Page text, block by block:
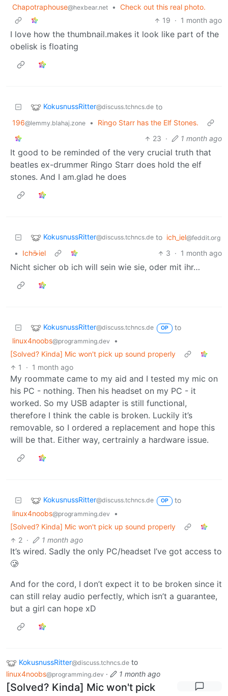
Chapotraphouse@hexbear.net • Check out this real photo.
19 · 1 month ago
I love how the thumbnail.makes it look like part of the
obelisk is floating
KokusnussRitter@discuss.tchncs.de to
196@lemmy.blahaj.zone •
Ringo Starr has the Elf Stones.
23 · 1 month ago
It good to be reminded of the very crucial truth that
beatles ex-drummer Ringo Starr does hold the elf
stones. And I am.glad he does
KokusnussRitter@discuss.tchncs.de to ich_iel@feddit.org
• Ich☕️iel 3 · 1 month ago
Nicht sicher ob ich will sein wie sie, oder mit ihr…
KokusnussRitter@discuss.tchncs.de OP
to
linux4noobs@programming.dev
•
[Solved? Kinda] Mic won't pick up sound properly
1
· 1 month ago
My roommate came to my aid and I tested my mic on
his PC - nothing. Then his headset on my PC - it
worked. So my USB adapter is still functional,
therefore I think the cable is broken. Luckily it’s
removable, so I ordered a replacement and hope this
will be that. Either way, certrainly a hardware issue.
KokusnussRitter@discuss.tchncs.de OP
to
linux4noobs@programming.dev
•
[Solved? Kinda] Mic won't pick up sound properly
2 · 1 month ago
It’s wired. Sadly the only PC/headset I’ve got access to
🥲
And for the cord, I don’t expect it to be broken since it
can still relay audio perfectly, which isn’t a guarantee,
but a girl can hope xD
KokusnussRitter@discuss.tchncs.de to
linux4noobs@programming.dev · 1 month ago
[Solved? Kinda] Mic won't pick